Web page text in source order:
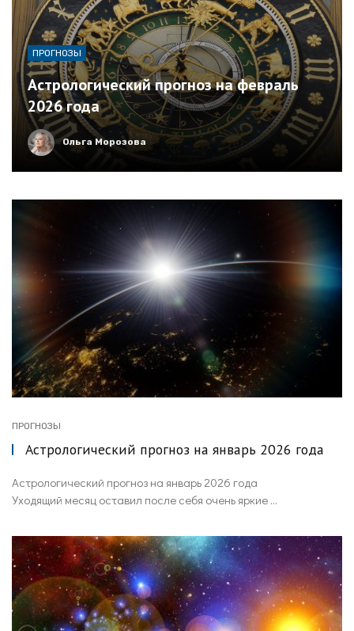
ПРОГНОЗЫ
Астрологический прогноз на февраль
2026 года
Ольга Морозова
ПРОГНОЗЫ
Астрологический прогноз на январь 2026 года
Астрологический прогноз на январь 2026 года
Уходящий месяц оставил после себя очень яркие ...